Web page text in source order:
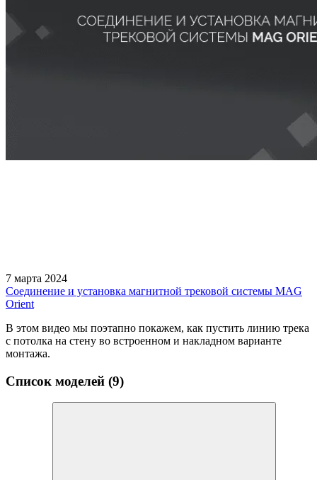
7 марта 2024
Соединение и установка магнитной трековой системы MAG
Orient
В этом видео мы поэтапно покажем, как пустить линию трека
с потолка на стену во встроенном и накладном варианте
монтажа.
Список моделей (9)